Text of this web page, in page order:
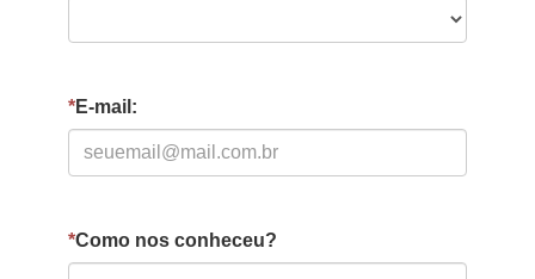
*E-mail:
*Como nos conheceu?